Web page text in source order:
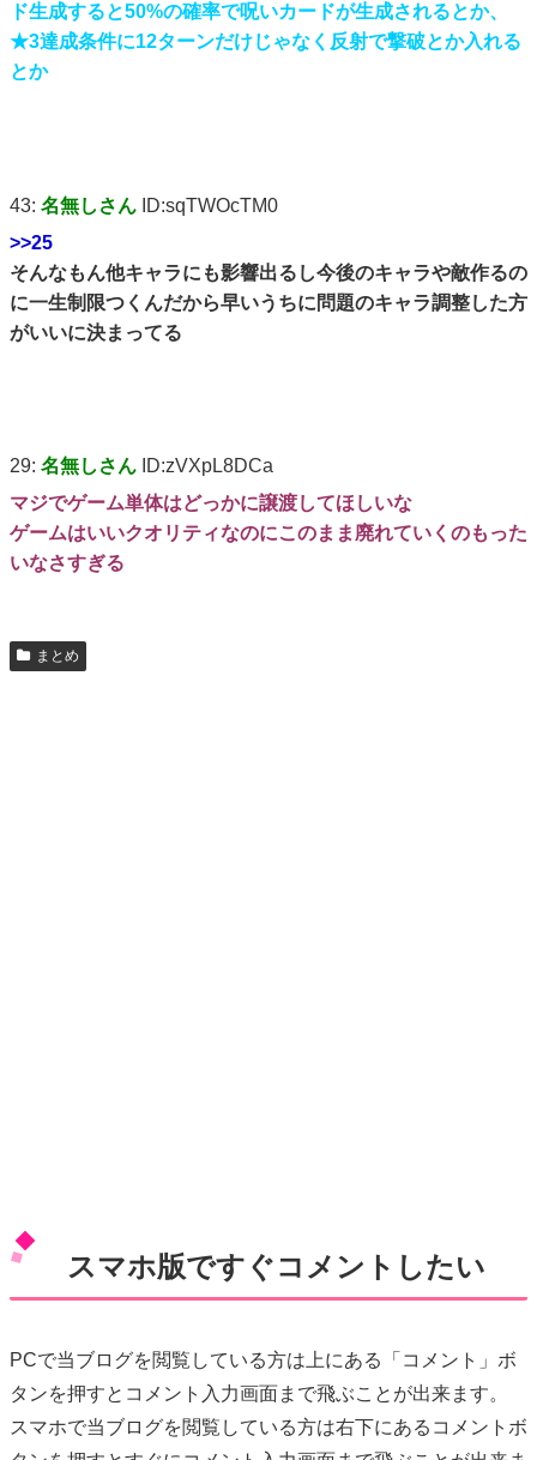
ド生成すると50%の確率で呪いカードが生成されるとか、
★3達成条件に12ターンだけじゃなく反射で撃破とか入れる
とか
43: 名無しさん ID:sqTWOcTM0
>>25
そんなもん他キャラにも影響出るし今後のキャラや敵作るの
に一生制限つくんだから早いうちに問題のキャラ調整した方
がいいに決まってる
29: 名無しさん ID:zVXpL8DCa
マジでゲーム単体はどっかに譲渡してほしいな
ゲームはいいクオリティなのにこのまま廃れていくのもった
いなさすぎる
まとめ
スマホ版ですぐコメントしたい
PCで当ブログを閲覧している方は上にある「コメント」ボ
タンを押すとコメント入力画面まで飛ぶことが出来ます。
スマホで当ブログを閲覧している方は右下にあるコメントボ